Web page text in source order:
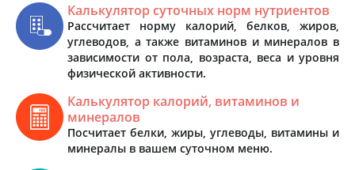
Калькулятор суточных норм нутриентов
Рассчитает норму калорий, белков, жиров,
углеводов, а также витаминов и минералов в
зависимости от пола, возраста, веса и уровня
физической активности.
Калькулятор калорий, витаминов и
минералов
Посчитает белки, жиры, углеводы, витамины и
минералы в вашем суточном меню.